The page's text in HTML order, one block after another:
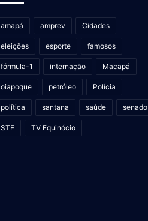
amapá amprev Cidades
eleições esporte famosos
fórmula-1 internação Macapá
oiapoque petróleo Polícia
política santana saúde senado
STF TV Equinócio